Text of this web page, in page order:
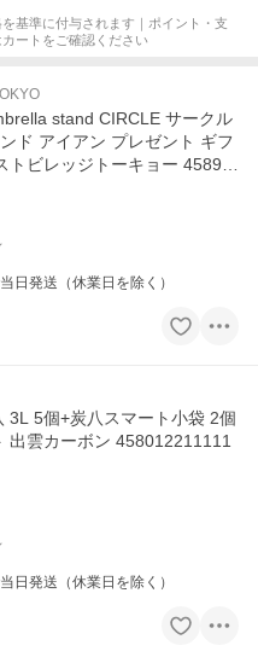
基準に付与されます｜ポイント・支
ートをご確認ください
stand CIRCLE サークル
ド アイアン プレゼント ギフ
トビレッジトーキョー 45898
日発送（休業日を除く）
3L 5個+炭八スマート小袋 2個
出雲カーボン 458012211111
日発送（休業日を除く）